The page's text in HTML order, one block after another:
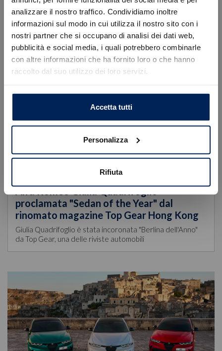
analizzare il nostro traffico. Condividiamo inoltre
informazioni sul modo in cui utilizza il nostro sito con i
nostri partner che si occupano di analisi dei dati web,
pubblicità e social media, i quali potrebbero combinarle
con altre informazioni che ha fornito loro o che hanno
raccolto dal suo utilizzo dei loro servizi.
Accetta tutti
Personalizza
Rifiuta
Nuova Alfa Romeo Junior, presentata al mondo il 10 aprile
2024 in diretta streaming dalla città nata
Alfa Romeo Giulia Quadrifoglio
proclamata "Sedan of the Year" dal
rinomato magazine Top Gear Hong Kong
Giulia Quadrifoglio è stata incoronata "Berlina dell'Anno"
da Top Gear, una delle riviste automobili
Errore
Caricamento veicoli non riuscito